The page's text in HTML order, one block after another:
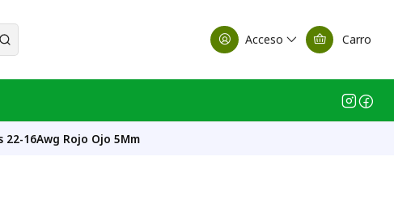
Acceso Carro
22-16Awg Rojo Ojo 5Mm